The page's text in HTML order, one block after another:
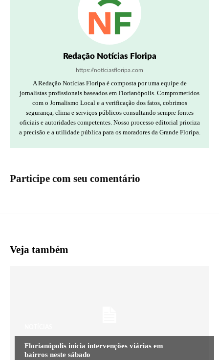
Redação Notícias Floripa
https://noticiasfloripa.com
A Redação Notícias Floripa é composta por uma equipe de
jornalistas profissionais baseados em Florianópolis. Comprometidos
com o Jornalismo Local e a verificação dos fatos, cobrimos
segurança, clima e serviços públicos consultando sempre fontes
oficiais e autoridades competentes. Nosso processo editorial prioriza
a precisão e a utilidade pública para os moradores da Grande Floripa.
Participe com seu comentário
Veja também
Florianópolis inicia intervenções viárias em
bairros neste sábado